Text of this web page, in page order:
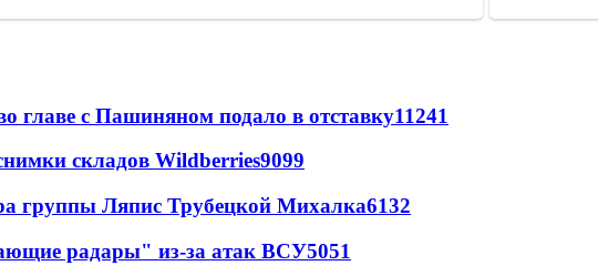
главе с Пашиняном подало в отставку11241
складов Wildberries9099
группы Ляпис Трубецкой Михалка6132
радары" из-за атак ВСУ5051